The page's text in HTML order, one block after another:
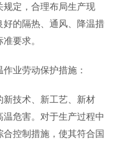
规定，合理布局生产现
的隔热、通风、降温措
要求。
业劳动保护措施：
新技术、新工艺、新材
危害。对于生产过程中
控制措施，使其符合国